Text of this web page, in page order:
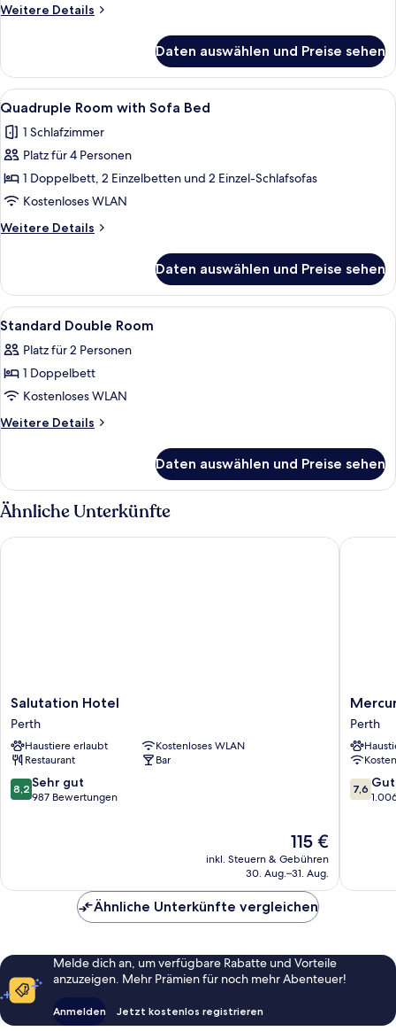
Weitere Details
Weitere
Signature
Room
Daten auswählen und Preise sehen
Alle
Fotos
für
Quadruple
Room
with
Sofa
Bed
Ein Hotelzimmer mit zwei Betten,
1
Quadruple Room with Sofa Bed
1 Schlafzimmer
Platz für 4 Personen
1 Doppelbett, 2 Einzelbetten und 2 Einzel-Schlafsofas
Kostenloses WLAN
Weitere Details
Weitere
Room
with
Sofa
Daten auswählen und Preise sehen
Alle
Fotos
für
Standard
Double
Room
Ein Hotelzimmer mit einem großen
5
Standard Double Room
Platz für 2 Personen
1 Doppelbett
Kostenloses WLAN
Weitere Details
Weitere
Double
Room
Daten auswählen und Preise sehen
Ähnliche Unterkünfte
Salutation
Hotel
Perth
Salutation Hotel
Perth
Haustiere erlaubt
Kostenloses WLAN
Restaurant
Bar
8.2
von
8,2 Sehr gut
987 Bewertungen
Der
Preis
beträgt
115 €
inkl. Steuern & Gebühren
30. Aug.–31. Aug.
Salutation Hotel
Mercure
Perth
Hotel
Perth
Perth
7.6
von
7,6 Gut
Ähnliche Unterkünfte vergleichen
Melde dich an, um verfügbare Rabatte und Vorteile
anzuzeigen. Mehr Prämien für noch mehr Abenteuer!
Anmelden Jetzt kostenlos registrieren